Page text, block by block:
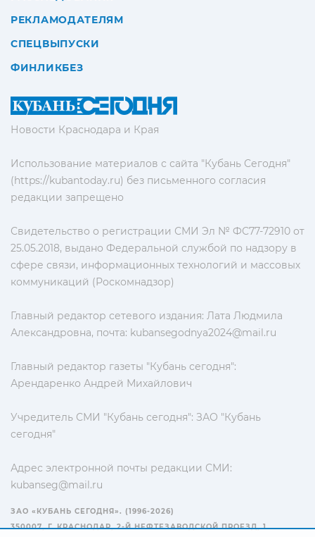
Новости Краснодара и Края
Использование материалов с сайта "Кубань Сегодня"
(https://kubantoday.ru) без письменного согласия
редакции запрещено
Свидетельство о регистрации СМИ Эл № ФС77-72910 от
25.05.2018, выдано Федеральной службой по надзору в
сфере связи, информационных технологий и массовых
коммуникаций (Роскомнадзор)
Главный редактор сетевого издания: Лата Людмила
Александровна, почта: kubansegodnya2024@mail.ru
Главный редактор газеты "Кубань сегодня":
Арендаренко Андрей Михайлович
Учредитель СМИ "Кубань сегодня": ЗАО "Кубань
сегодня"
Адрес электронной почты редакции СМИ:
kubanseg@mail.ru
РЕКЛАМОДАТЕЛЯМ
СПЕЦВЫПУСКИ
ФИНЛИКБЕЗ
ЗАО «КУБАНЬ СЕГОДНЯ». (1996-2026)
350007, Г. КРАСНОДАР, 2-Й НЕФТЕЗАВОДСКОЙ ПРОЕЗД, 1